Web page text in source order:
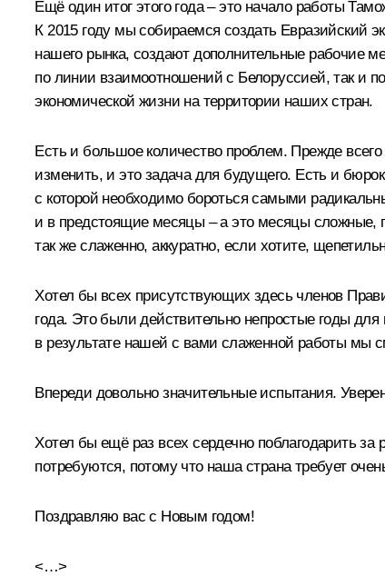
Ещё один итог этого года – это начало работы
К 2015 году мы собираемся создать Евразийский
нашего рынка, создают дополнительные рабочие
по линии взаимоотношений с Белоруссией, так и
экономической жизни на территории наших стран.
Есть и большое количество проблем. Прежде
изменить, и это задача для будущего. Есть и
с которой необходимо бороться самыми
и в предстоящие месяцы – а это месяцы сложные,
так же слаженно, аккуратно, если хотите,
Хотел бы всех присутствующих здесь членов
года. Это были действительно непростые годы
в результате нашей с вами слаженной работы мы
Впереди довольно значительные испытания.
Хотел бы ещё раз всех сердечно поблагодарить
потребуются, потому что наша страна требует
Поздравляю вас с Новым годом!
<…>